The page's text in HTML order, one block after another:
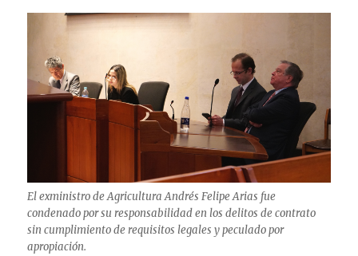
El exministro de Agricultura Andrés Felipe Arias fue
condenado por su responsabilidad en los delitos de contrato
sin cumplimiento de requisitos legales y peculado por
apropiación.